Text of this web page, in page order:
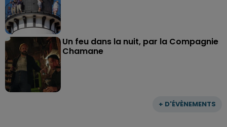
+ D'ÉVÈNEMENTS
Un feu dans la nuit, par la Compagnie
Chamane